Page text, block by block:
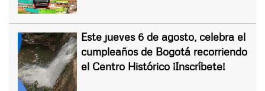
Este jueves 6 de agosto, celebra el
cumpleaños de Bogotá recorriendo
el Centro Histórico ¡Inscríbete!